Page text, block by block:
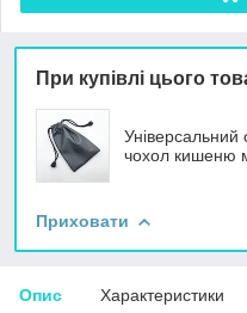
При купівлі цього
Універсальний
чохол кишеню
Приховати
Опис Характеристики